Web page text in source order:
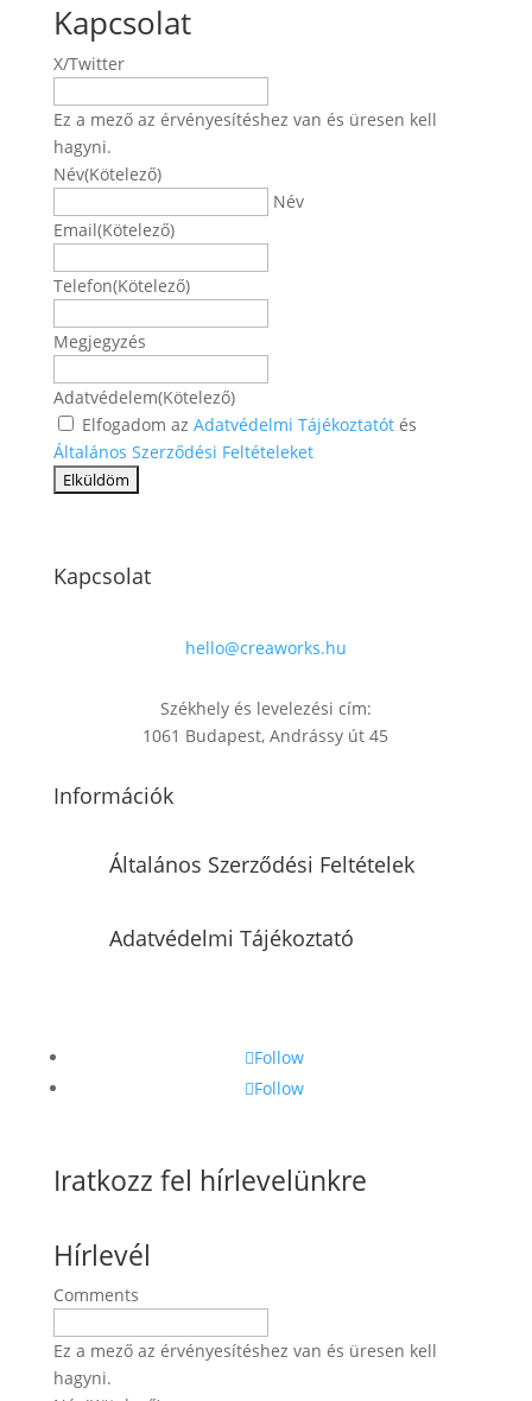
Kapcsolat
X/Twitter
Ez a mező az érvényesítéshez van és üresen kell
hagyni.
Név(Kötelező)
Név
Email(Kötelező)
Telefon(Kötelező)
Megjegyzés
Adatvédelem(Kötelező)
Elfogadom az Adatvédelmi Tájékoztatótés
Általános Szerződési Feltételeket
Kapcsolat
hello@creaworks.hu
Székhely és levelezési cím:
1061 Budapest, Andrássy út 45
Információk
Általános Szerződési Feltételek
Adatvédelmi Tájékoztató
Follow
Follow
Iratkozz fel hírlevelünkre
Hírlevél
Comments
Ez a mező az érvényesítéshez van és üresen kell
hagyni.